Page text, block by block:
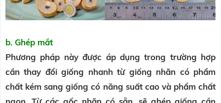
b. Ghép mắt
Phương pháp này được áp dụng trong trường hợp
cần thay đổi giống nhanh từ giống nhãn có phẩm
chất kém sang giống có năng suất cao và phẩm chất